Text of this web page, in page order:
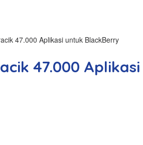
47.000 Aplikasi untuk BlackBerry
47.000